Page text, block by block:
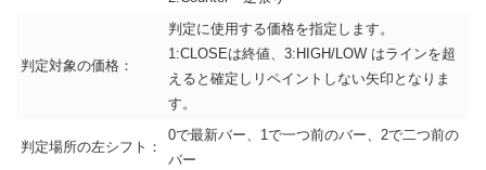
判定対象の価格：
判定に使用する価格を指定します。
1:CLOSEは終値、3:HIGH/LOW はラインを超
えると確定しリペイントしない矢印となりま
す。
判定場所の左シフト：
0で最新バー、1で一つ前のバー、2で二つ前の
バー